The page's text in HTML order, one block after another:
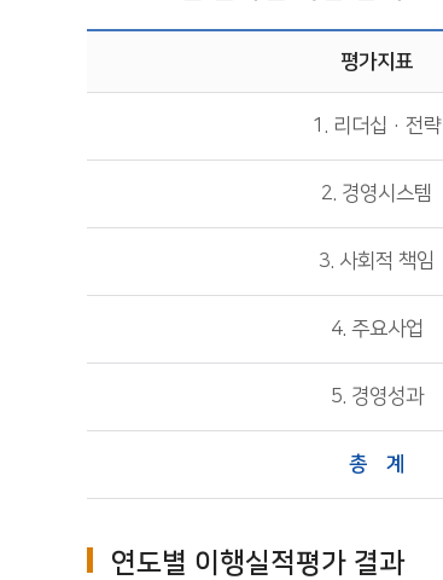
평가지표
1. 리더십·전략
2. 경영시스템
3. 사회적 책임
4. 주요사업
5. 경영성과
총 계
연도별 이행실적평가 결과